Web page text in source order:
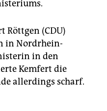
Röttgen (CDU)
in Nordrhein-
in den
Kemfert die
allerdings scharf.